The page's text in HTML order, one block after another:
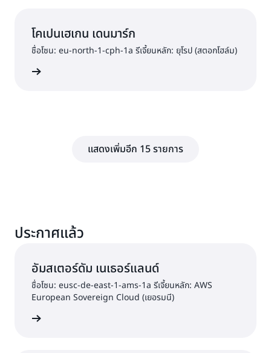
โคเปนเฮเกน เดนมาร์ก
ชื่อโซน: eu-north-1-cph-1a รีเจี้ยนหลัก: ยุโรป (สตอกโฮล์ม)
แสดงเพิ่มอีก 15 รายการ
ประกาศแล้ว
อัมสเตอร์ดัม เนเธอร์แลนด์
ชื่อโซน: eusc-de-east-1-ams-1a รีเจี้ยนหลัก: AWS
European Sovereign Cloud (เยอรมนี)